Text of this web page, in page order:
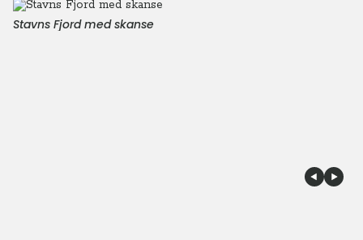
Stavns Fjord med skanse